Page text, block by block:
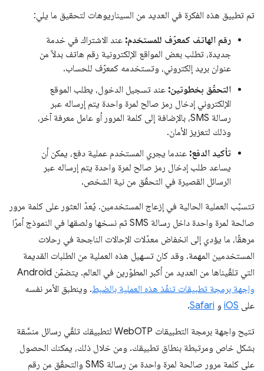
تم تطبيق هذه الفكرة في العديد من السيناريوهات لتحقيق ما يلي:
رقم الهاتف كمعرّف للمستخدم: عند الاشتراك في خدمة
جديدة، تطلب بعض المواقع الإلكترونية رقم هاتف بدلاً من
عنوان بريد إلكتروني، وتستخدمه كمعرّف للحساب.
التحقّق بخطوتين: عند تسجيل الدخول، يطلب الموقع
الإلكتروني إدخال رمز صالح لمرة واحدة يتم إرساله عبر
رسالة SMS، بالإضافة إلى كلمة المرور أو عامل معرفة آخر،
وذلك لتعزيز الأمان.
تأكيد الدفع: عندما يجري المستخدم عملية دفع، يمكن أن
يساعد طلب إدخال رمز صالح لمرة واحدة يتم إرساله عبر
الرسائل القصيرة في التحقّق من نية الشخص.
تتسبّب العملية الحالية في إزعاج المستخدمين. يُعدّ العثور على كلمة مرور
صالحة لمرة واحدة داخل رسالة SMS ثم نسخها ولصقها في النموذج أمرًا
مرهقًا، ما يؤدي إلى انخفاض معدّلات الإحالات الناجحة في رحلات
المستخدمين المهمة. وقد كان تسهيل هذه العملية من الطلبات القديمة
التي تلقّيناها من العديد من أكبر المطوّرين في العالم. يتضمّن Android
واجهة برمجة تطبيقات تنفّذ هذه العملية بالضبط. وينطبق الأمر نفسه
على iOS و Safari
.
تتيح واجهة برمجة التطبيقات WebOTP لتطبيقك تلقّي رسائل منسَّقة
بشكل خاص ومرتبطة بنطاق تطبيقك. ومن خلال ذلك، يمكنك الحصول
على كلمة مرور صالحة لمرة واحدة من رسالة SMS والتحقّق من رقم